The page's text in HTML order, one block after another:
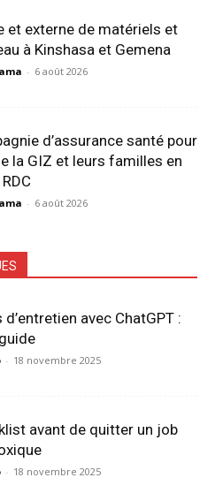
et externe de matériels et
à Kinshasa et Gemena
- 6 août 2026
d’assurance santé pour
la GIZ et leurs familles en
RDC
- 6 août 2026
avec ChatGPT :
guide
- 18 novembre 2025
avant de quitter un job
- 18 novembre 2025